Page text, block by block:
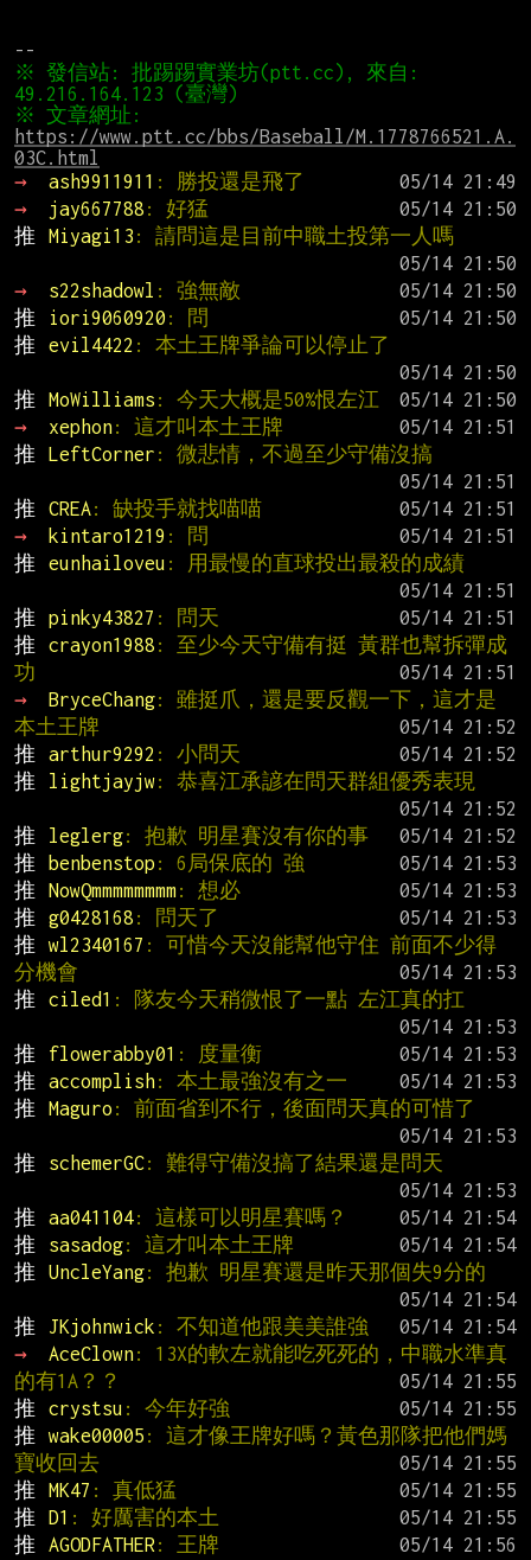
※ 發信站: 批踢踢實業坊(ptt.cc), 來自:
https://www.ptt.cc/bbs/Baseball/M.1778766521.A.
03C.html
→
ash9911911 : 勝投還是飛了
→
jay667788 : 好猛
推
Miyagi13 : 請問這是目前中職土投第一人嗎
→
s22shadowl : 強無敵
推
iori9060920 : 問
推
evil4422 : 本土王牌爭論可以停止了
推
MoWilliams : 今天大概是50%恨左江
→
xephon: 這才叫本土王牌
推
LeftCorner : 微悲情，不過至少守備沒搞
推
CREA: 缺投手就找喵喵
→
kintaro1219 : 問
推
eunhailoveu : 用最慢的直球投出最殺的成績
推
pinky43827 : 問天
推
crayon1988 : 至少今天守備有挺 黃群也幫拆彈成
功
→
BryceChang: 雖挺爪，還是要反觀一下，這才是
本土王牌
推
arthur9292 : 小問天
推
lightjayjw: 恭喜江承諺在問天群組優秀表現
推
leglerg: 抱歉 明星賽沒有你的事
推
benbenstop : 6局保底的 強
推
NowQmmmmmmmm: 想必
推
g0428168 : 問天了
推
wl2340167 : 可惜今天沒能幫他守住 前面不少得
分機會
推
ciled1 : 隊友今天稍微恨了一點 左江真的扛
推
flowerabby01 : 度量衡
推
accomplish: 本土最強沒有之一
推
Maguro : 前面省到不行，後面問天真的可惜了
推
schemerGC: 難得守備沒搞了結果還是問天
推
aa041104: 這樣可以明星賽嗎？
推
sasadog: 這才叫本土王牌
推
UncleYang: 抱歉 明星賽還是昨天那個失9分的
推
JKjohnwick : 不知道他跟美美誰強
→
AceClown: 13X的軟左就能吃死死的，中職水準真
的有1A？？
推
crystsu : 今年好強
推
wake00005 : 這才像王牌好嗎？黃色那隊把他們媽
寶收回去
推
MK47 : 真低猛
推
D1 : 好厲害的本土
推
AGODFATHER : 王牌